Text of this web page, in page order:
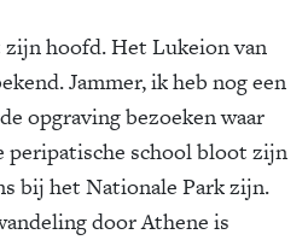
hoofd. Het Lukeion van
Jammer, ik heb nog een
opgraving bezoeken waar
peripatische school bloot zijn
bij het Nationale Park zijn.
door Athene is